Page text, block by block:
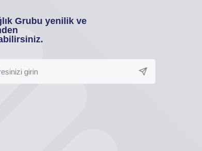
Grubu yenilik ve